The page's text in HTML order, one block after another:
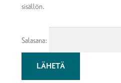
sisällön.
Salasana: